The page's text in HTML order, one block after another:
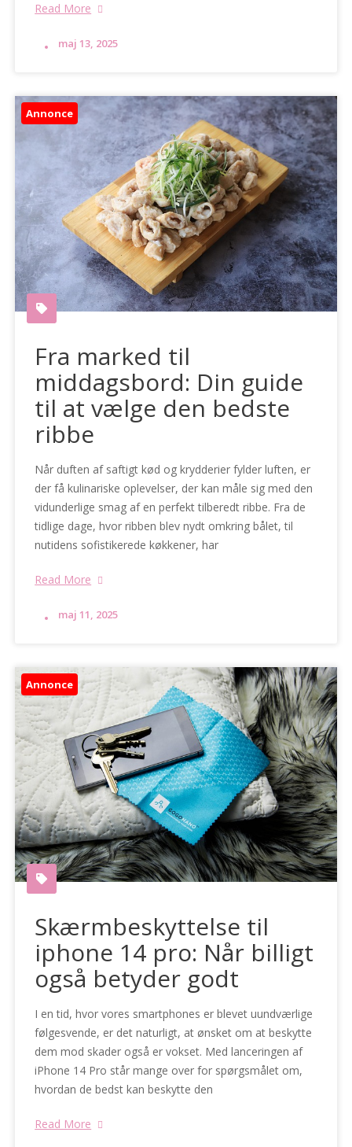
Read More
maj 13, 2025
Annonce
Fra marked til
middagsbord: Din guide
til at vælge den bedste
ribbe
Når duften af saftigt kød og krydderier fylder luften, er
der få kulinariske oplevelser, der kan måle sig med den
vidunderlige smag af en perfekt tilberedt ribbe. Fra de
tidlige dage, hvor ribben blev nydt omkring bålet, til
nutidens sofistikerede køkkener, har
Read More
maj 11, 2025
Annonce
Skærmbeskyttelse til
iphone 14 pro: Når billigt
også betyder godt
I en tid, hvor vores smartphones er blevet uundværlige
følgesvende, er det naturligt, at ønsket om at beskytte
dem mod skader også er vokset. Med lanceringen af
iPhone 14 Pro står mange over for spørgsmålet om,
hvordan de bedst kan beskytte den
Read More